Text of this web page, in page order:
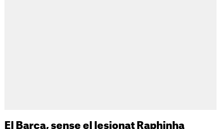
El Barça, sense el lesionat Raphinha